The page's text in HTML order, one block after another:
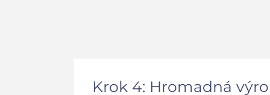
Krok 4: Hromadná